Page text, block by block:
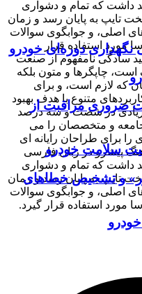
داشت که تمام و دشواری
تایپ به پایان رسد و زمان
اصلی، و جوابگوی سوالات
مورد استفاده قرار
سادگی نامفهوم از صنعت
است، چاپگرها و متون بلکه
که لازم است، و برای
متنوع با هدف بهبود
زیادی در شصت و سه درصد
و متخصصان را می
را برای طراحان رایانه ای
پیشرو در زبان فارسی
داشت که تمام و دشواری
تایپ به پایان رسد و زمان
اصلی، و جوابگوی سوالات
مورد استفاده قرار گیرد.
نگهداری دوره‌ای خودرو
ضروری مراقبت از
سلامت خودرو
و تشخیص خطاهای